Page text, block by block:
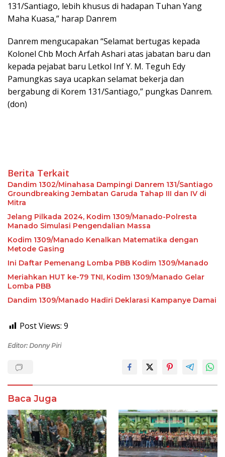
131/Santiago, lebih khusus di hadapan Tuhan Yang
Maha Kuasa,” harap Danrem
Danrem mengucapakan “Selamat bertugas kepada
Kolonel Chb Moch Arfah Ashari atas jabatan baru dan
kepada pejabat baru Letkol Inf Y. M. Teguh Edy
Pamungkas saya ucapkan selamat bekerja dan
bergabung di Korem 131/Santiago,” pungkas Danrem.
(don)
Berita Terkait
Dandim 1302/Minahasa Dampingi Danrem 131/Santiago
Groundbreaking Jembatan Garuda Tahap III dan IV di
Mitra
Jelang Pilkada 2024, Kodim 1309/Manado-Polresta
Manado Simulasi Pengendalian Massa
Kodim 1309/Manado Kenalkan Matematika dengan
Metode Gasing
Ini Daftar Pemenang Lomba PBB Kodim 1309/Manado
Meriahkan HUT ke-79 TNI, Kodim 1309/Manado Gelar
Lomba PBB
Dandim 1309/Manado Hadiri Deklarasi Kampanye Damai
Post Views: 9
Editor: Donny Piri
Baca Juga